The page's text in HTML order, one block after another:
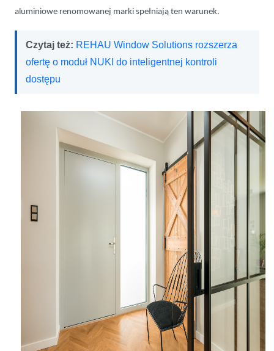
aluminiowe renomowanej marki spełniają ten warunek.
Czytaj też: REHAU Window Solutions rozszerza
ofertę o moduł NUKI do inteligentnej kontroli
dostępu